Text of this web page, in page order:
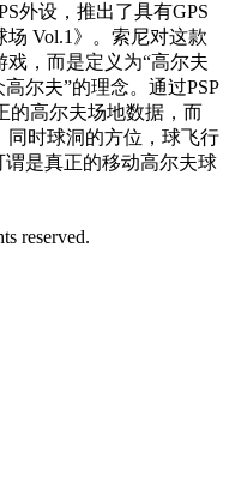
外设，推出了具有GPS
Vol.1》。索尼对这款
，而是定义为“高尔夫
尔夫”的理念。通过PSP
的高尔夫场地数据，而
同时球洞的方位，球飞行
谓是真正的移动高尔夫球
reserved.